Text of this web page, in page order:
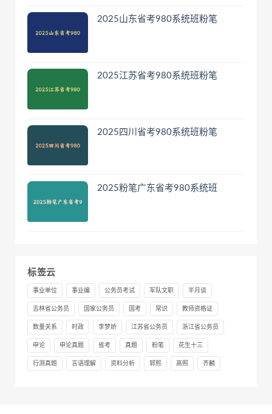
2025山东省考980系统班粉笔
2025江苏省考980系统班粉笔
2025四川省考980系统班粉笔
2025粉笔广东省考980系统班
标签云
事业单位 事业编 公务员考试 军队文职 半月谈
吉林省公务员 国家公务员 国考 常识 教师资格证
数量关系 时政 李梦娇 江苏省公务员 浙江省公务员
申论 申论真题 省考 真题 粉笔 花生十三
行测真题 言语理解 资料分析 郭熙 高照 齐麟